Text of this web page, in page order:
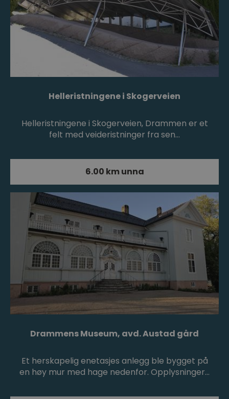
Helleristningene i Skogerveien
Helleristningene i Skogerveien, Drammen er et
felt med veideristninger fra sen…
6.00 km unna
Drammens Museum, avd. Austad gård
Et herskapelig enetasjes anlegg ble bygget på
en høy mur med hage nedenfor. Opplysninger…